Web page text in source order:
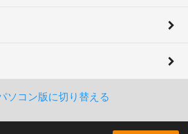
ソコン版に切り替える